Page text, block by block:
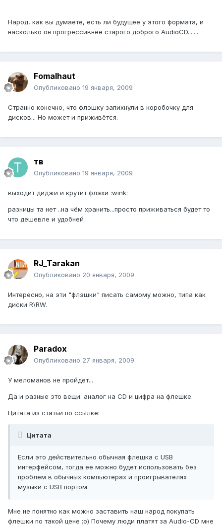
Народ, как вы думаете, есть ли будущее у этого формата, и
насколько он прогрессивнее старого доброго AudioCD........
Fomalhaut
Опубликовано 19 января, 2009
Странно конечно, что флэшку запихнули в коробочку для
дисков... Но может и приживётся.
тв
Опубликовано 19 января, 2009
выходит диджи и крутит флэхи :wink:
разницы та нет ..на чём хранить...просто приживаться будет то
что дешевле и удобней
RJ_Tarakan
Опубликовано 20 января, 2009
Интересно, на эти "флэшки" писать самому можно, типа как
диски R\RW.
Paradox
Опубликовано 27 января, 2009
У меломанов не пройдет...
Да и разные это вещи: аналог на CD и цифра на флешке.
Цитата из статьи по ссылке:
Цитата
Если это действительно обычная флешка с USB
интерфейсом, тогда ее можно будет использовать без
проблем в обычных компьютерах и проигрывателях
музыки с USB портом.
Мне не понятно как можно заставить наш народ покупать
флешки по такой цене ;о) Почему люди платят за Audio-CD мне